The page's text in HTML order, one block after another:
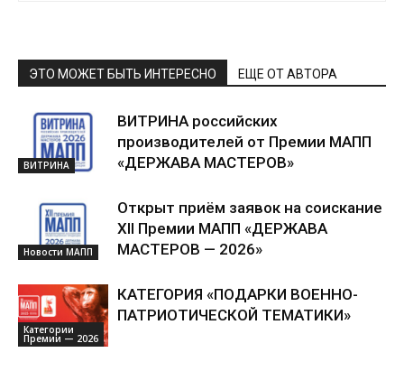
ЭТО МОЖЕТ БЫТЬ ИНТЕРЕСНО ЕЩЕ ОТ АВТОРА
ВИТРИНА
ВИТРИНА российских
производителей от Премии МАПП
«ДЕРЖАВА МАСТЕРОВ»
Новости МАПП
Открыт приём заявок на соискание
XII Премии МАПП «ДЕРЖАВА
МАСТЕРОВ — 2026»
Категории
Премии — 2026
КАТЕГОРИЯ «ПОДАРКИ ВОЕННО-
ПАТРИОТИЧЕСКОЙ ТЕМАТИКИ»